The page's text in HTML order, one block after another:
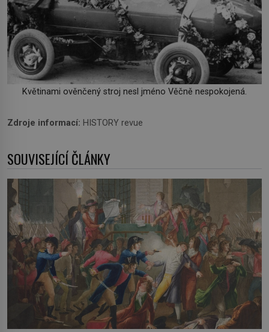
Květinami ověnčený stroj nesl jméno Věčně nespokojená.
Zdroje informací: HISTORY revue
SOUVISEJÍCÍ ČLÁNKY